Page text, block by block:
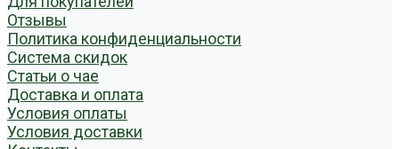
Отзывы
Политика конфиденциальности
Система скидок
Статьи о чае
Доставка и оплата
Условия оплаты
Условия доставки